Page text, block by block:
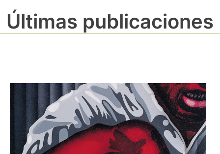
Últimas publicaciones